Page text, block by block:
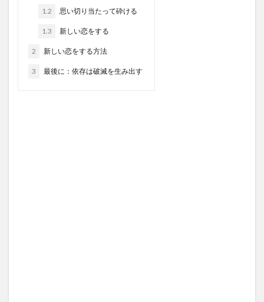
1.2 思い切り当たって砕ける
1.3 新しい恋をする
2 新しい恋をする方法
3 最後に：依存は破滅を生み出す